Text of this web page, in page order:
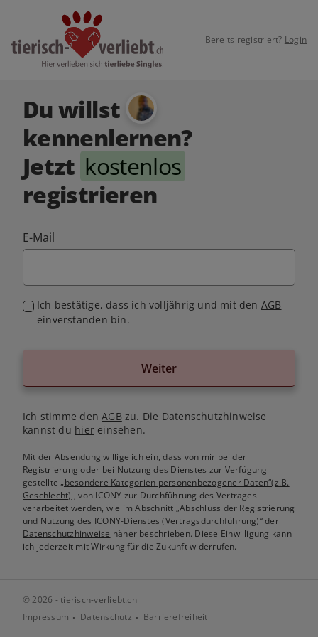
Bereits registriert? Login
Du willst
kennenlernen?
Jetzt kostenlos
registrieren
E-Mail
Ich bestätige, dass ich volljährig und mit den AGB
einverstanden bin.
Weiter
Ich stimme denAGB zu. Die Datenschutzhinweise
kannst du hiereinsehen.
Mit der Absendung willige ich ein, dass von mir bei der
Registrierung oder bei Nutzung des Dienstes zur Verfügung
gestellte„besondere Kategorien personenbezogener Daten“(z.B.
Geschlecht) , von ICONY zur Durchführung des Vertrages
verarbeitet werden, wie im Abschnitt „Abschluss der Registrierung
und Nutzung des ICONY-Dienstes (Vertragsdurchführung)“ der
Datenschutzhinweise näher beschrieben. Diese Einwilligung kann
ich jederzeit mit Wirkung für die Zukunft widerrufen.
© 2026 - tierisch-verliebt.ch
Impressum
Datenschutz Barrierefreiheit